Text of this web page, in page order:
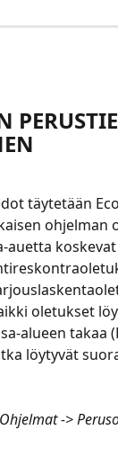
täytetään
ohjelman
auetta
oletukset
alueen takaa
löytyvät
->